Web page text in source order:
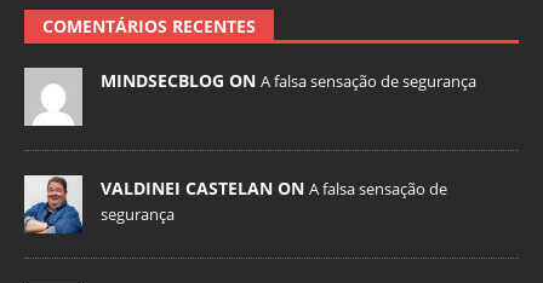
COMENTÁRIOS RECENTES
MINDSECBLOG ON A falsa sensação de segurança
VALDINEI CASTELAN ON A falsa sensação de
segurança